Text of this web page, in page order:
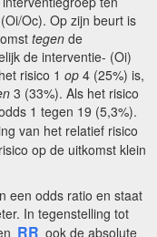
Oc). Op zijn beurt is
tegen de
de interventie- (Oi)
risico 1 op 4 (25%) is,
3 (33%). Als het risico
1 tegen 19 (5,3%).
van het relatief risico
op de uitkomst klein
een odds ratio en staat
In tegenstelling tot
RR ook de absolute